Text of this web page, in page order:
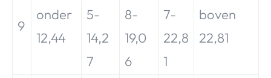
9
onder
12,44
5-
14,2
7
8-
19,0
6
7-
22,8
1
boven
22,81